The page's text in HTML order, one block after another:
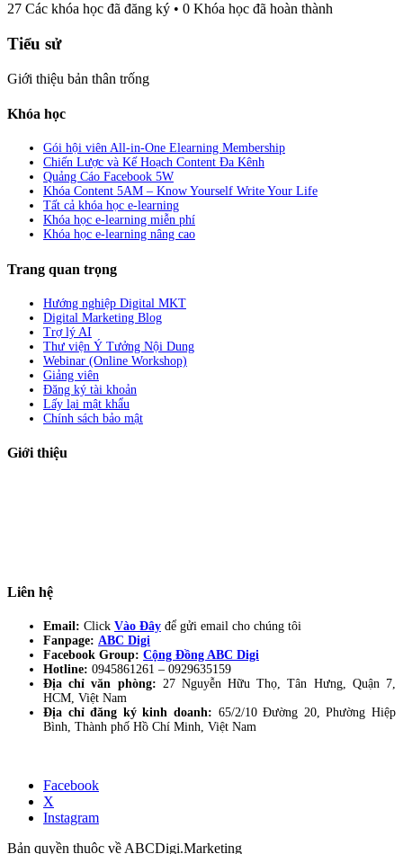
27 Các khóa học đã đăng ký • 0 Khóa học đã hoàn thành
Tiểu sử
Giới thiệu bản thân trống
Khóa học
Gói hội viên All-in-One Elearning Membership
Chiến Lược và Kế Hoạch Content Đa Kênh
Quảng Cáo Facebook 5W
Khóa Content 5AM – Know Yourself Write Your Life
Tất cả khóa học e-learning
Khóa học e-learning miễn phí
Khóa học e-learning nâng cao
Trang quan trọng
Hướng nghiệp Digital MKT
Digital Marketing Blog
Trợ lý AI
Thư viện Ý Tưởng Nội Dung
Webinar (Online Workshop)
Giảng viên
Đăng ký tài khoản
Lấy lại mật khẩu
Chính sách bảo mật
Giới thiệu
Liên hệ
Email: Click Vào Đây để gửi email cho chúng tôi
Fanpage: ABC Digi
Facebook Group: Cộng Đồng ABC Digi
Hotline: 0945861261 – 0929635159
Địa chỉ văn phòng: 27 Nguyễn Hữu Thọ, Tân Hưng, Quận 7,
HCM, Việt Nam
Địa chỉ đăng ký kinh doanh: 65/2/10 Đường 20, Phường Hiệp
Bình, Thành phố Hồ Chí Minh, Việt Nam
Facebook
X
Instagram
Bản quyền thuộc về ABCDigi.Marketing